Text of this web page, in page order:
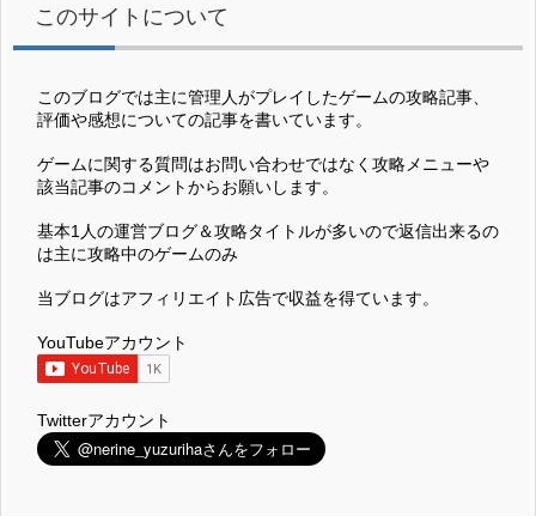
このサイトについて
このブログでは主に管理人がプレイしたゲームの攻略記事、
評価や感想についての記事を書いています。
ゲームに関する質問はお問い合わせではなく攻略メニューや
該当記事のコメントからお願いします。
基本1人の運営ブログ＆攻略タイトルが多いので返信出来るの
は主に攻略中のゲームのみ
当ブログはアフィリエイト広告で収益を得ています。
YouTubeアカウント
Twitterアカウント